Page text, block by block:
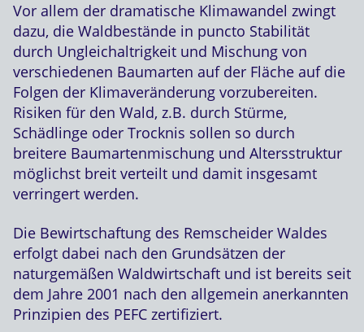
Vor allem der dramatische Klimawandel zwingt
dazu, die Waldbestände in puncto Stabilität
durch Ungleichaltrigkeit und Mischung von
verschiedenen Baumarten auf der Fläche auf die
Folgen der Klimaveränderung vorzubereiten.
Risiken für den Wald, z.B. durch Stürme,
Schädlinge oder Trocknis sollen so durch
breitere Baumartenmischung und Altersstruktur
möglichst breit verteilt und damit insgesamt
verringert werden.
Die Bewirtschaftung des Remscheider Waldes
erfolgt dabei nach den Grundsätzen der
naturgemäßen Waldwirtschaft und ist bereits seit
dem Jahre 2001 nach den allgemein anerkannten
Prinzipien des PEFC zertifiziert.